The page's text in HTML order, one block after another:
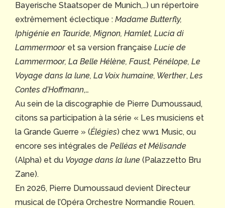
Bayerische Staatsoper de Munich,…) un répertoire
extrêmement éclectique : Madame Butterfly,
Iphigénie en Tauride, Mignon, Hamlet, Lucia di
Lammermoor et sa version française Lucie de
Lammermoor, La Belle Hélène, Faust, Pénélope, Le
Voyage dans la lune, La Voix humaine, Werther, Les
Contes d’Hoffmann,…
Au sein de la discographie de Pierre Dumoussaud,
citons sa participation à la série « Les musiciens et
la Grande Guerre » (Élégies) chez ww1 Music, ou
encore ses intégrales de Pelléas et Mélisande
(Alpha) et du Voyage dans la lune (Palazzetto Bru
Zane).
En 2026, Pierre Dumoussaud devient Directeur
musical de l’Opéra Orchestre Normandie Rouen.